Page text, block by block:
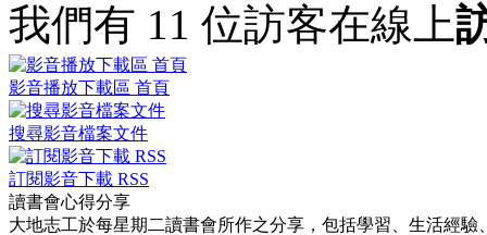
我們有 11 位訪客在線上
影音播放下載區 首頁
搜尋影音檔案文件
訂閱影音下載 RSS
讀書會心得分享
大地志工於每星期二讀書會所作之分享，包括學習、生活經驗